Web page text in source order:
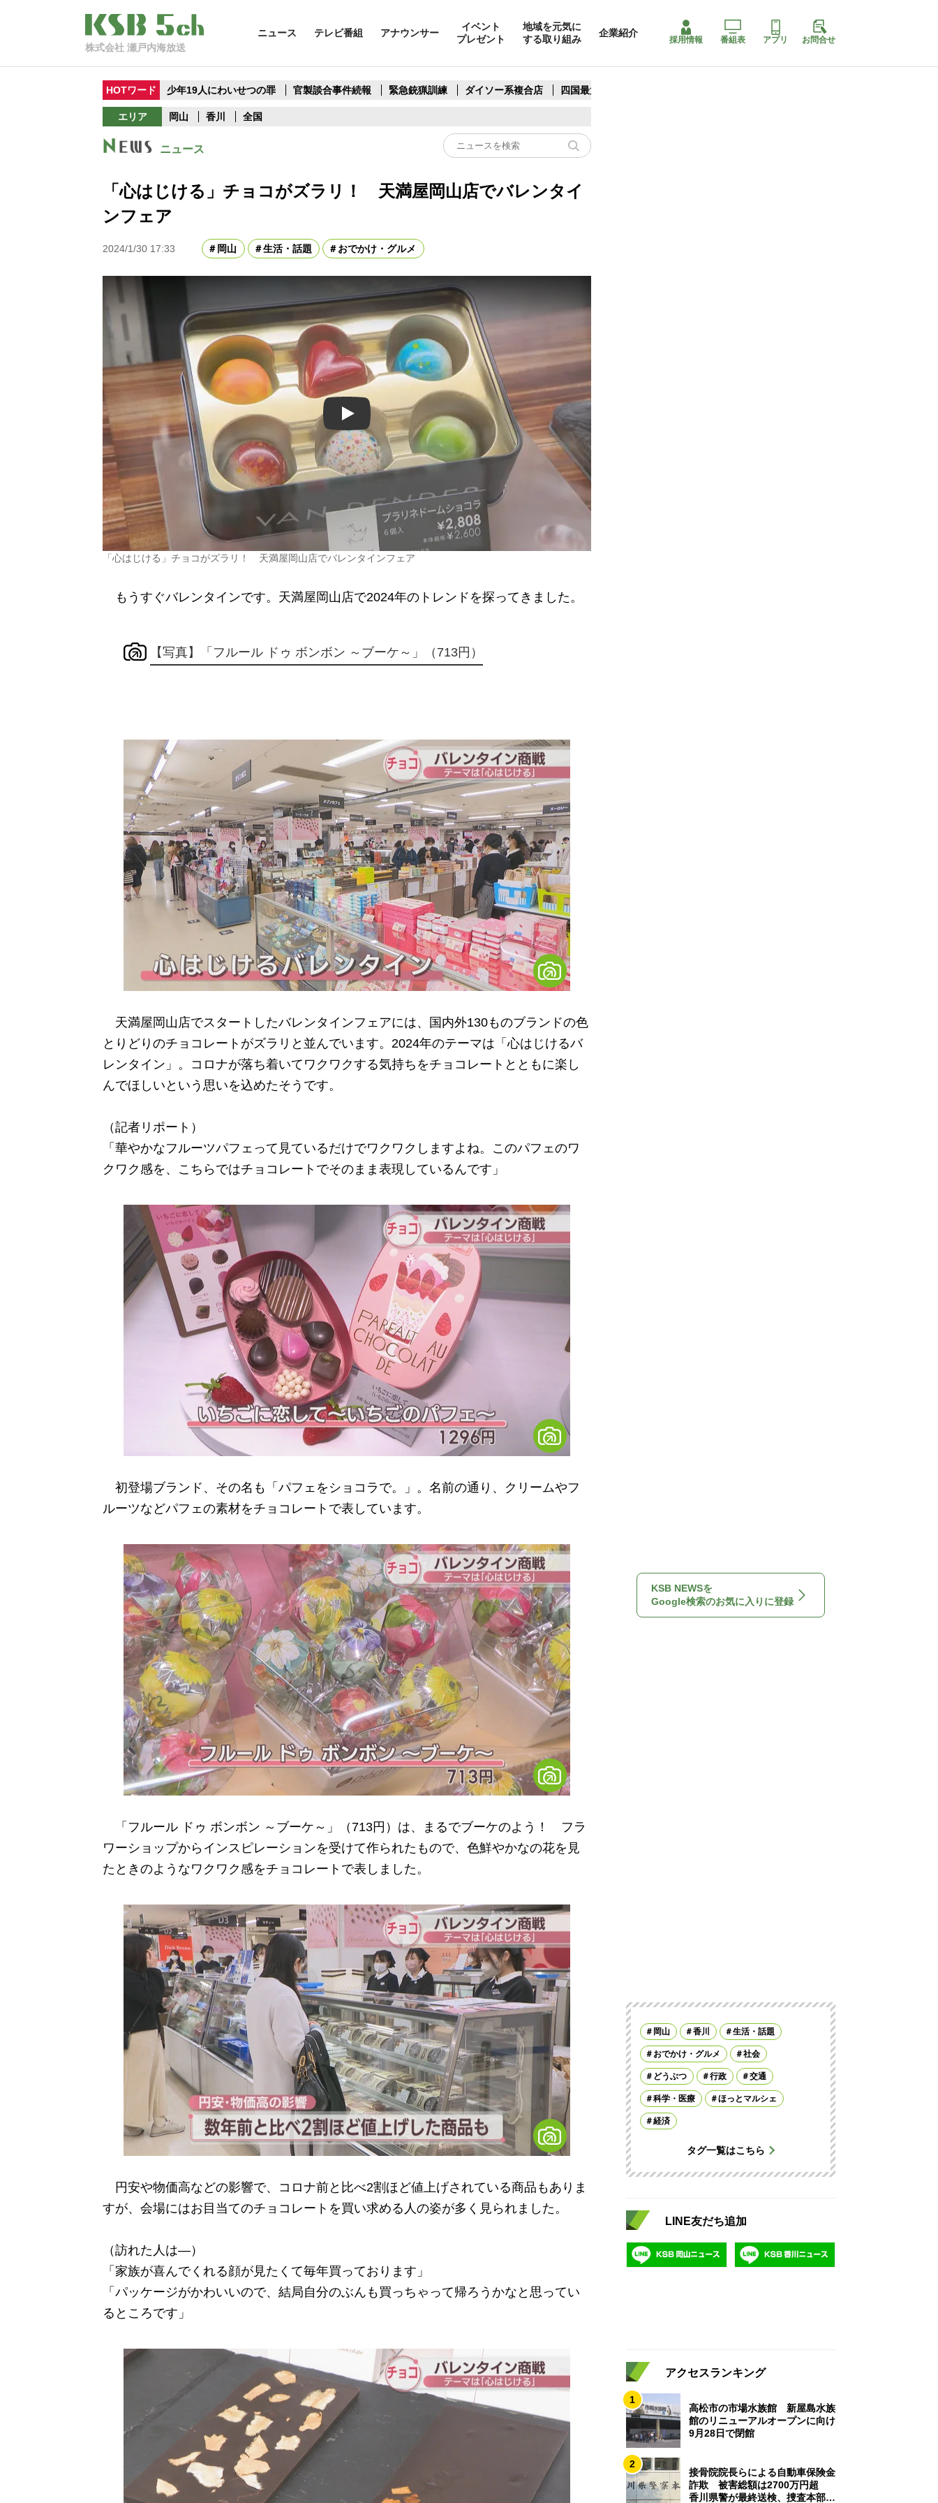
株式会社 瀬戸内海放送
ニュース テレビ番組 アナウンサー
イベント
プレゼント
地域を元気に
する取り組み
企業紹介
採用情報 番組表 アプリ お問合せ
HOTワード 少年19人にわいせつの罪 官製談合事件続報 緊急銃猟訓練 ダイソー系複合店 四国最大スリコ
エリア 岡山 香川 全国
ニュース
「心はじける」チョコがズラリ！ 天満屋岡山店でバレンタイ
ンフェア
2024/1/30 17:33 岡山 生活・話題 おでかけ・グルメ
Play
「心はじける」チョコがズラリ！ 天満屋岡山店でバレンタインフェア
もうすぐバレンタインです。天満屋岡山店で2024年のトレンドを探ってきました。
【写真】「フルール ドゥ ボンボン ～ブーケ～」（713円）
天満屋岡山店でスタートしたバレンタインフェアには、国内外130ものブランドの色
とりどりのチョコレートがズラリと並んでいます。2024年のテーマは「心はじけるバ
レンタイン」。コロナが落ち着いてワクワクする気持ちをチョコレートとともに楽し
んでほしいという思いを込めたそうです。
（記者リポート）
「華やかなフルーツパフェって見ているだけでワクワクしますよね。このパフェのワ
クワク感を、こちらではチョコレートでそのまま表現しているんです」
初登場ブランド、その名も「パフェをショコラで。」。名前の通り、クリームやフ
ルーツなどパフェの素材をチョコレートで表しています。
「フルール ドゥ ボンボン ～ブーケ～」（713円）は、まるでブーケのよう！ フラ
ワーショップからインスピレーションを受けて作られたもので、色鮮やかなの花を見
たときのようなワクワク感をチョコレートで表しました。
円安や物価高などの影響で、コロナ前と比べ2割ほど値上げされている商品もありま
すが、会場にはお目当てのチョコレートを買い求める人の姿が多く見られました。
（訪れた人は―）
「家族が喜んでくれる顔が見たくて毎年買っております」
「パッケージがかわいいので、結局自分のぶんも買っちゃって帰ろうかなと思ってい
るところです」
KSB NEWSを
Google検索のお気に入りに登録
岡山 香川 生活・話題
おでかけ・グルメ 社会
どうぶつ 行政 交通
科学・医療 ほっとマルシェ
経済
タグ一覧はこちら
LINE友だち追加
アクセスランキング
1
高松市の市場水族館 新屋島水族
館のリニューアルオープンに向け
9月28日で閉館
2
接骨院院長らによる自動車保険金
詐欺 被害総額は2700万円超
香川県警が最終送検、捜査本部解